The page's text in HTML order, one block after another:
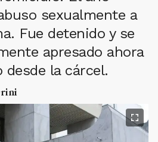
sexualmente a
Fue detenido y se
apresado ahora
desde la cárcel.